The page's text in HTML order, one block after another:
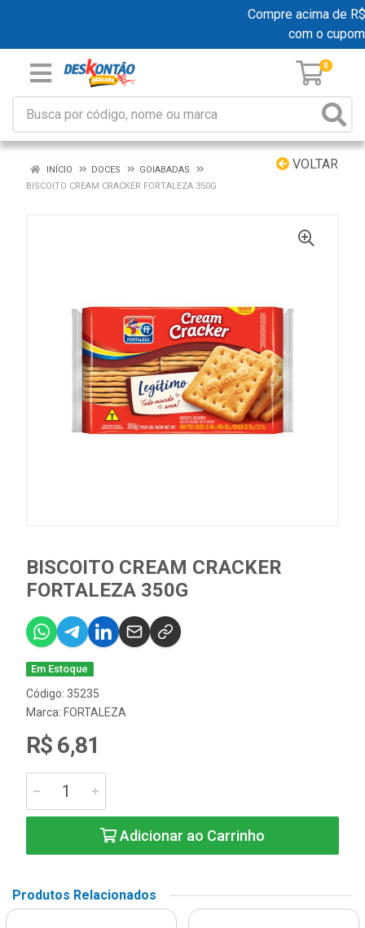
Compre acima de
com o cupom
0
VOLTAR
INÍCIO DOCES
GOIABADAS
BISCOITO CREAM CRACKER FORTALEZA 350G
BISCOITO CREAM CRACKER
FORTALEZA 350G
Em Estoque
Código: 35235
Marca: FORTALEZA
R$ 6,81
Adicionar ao Carrinho
Produtos Relacionados